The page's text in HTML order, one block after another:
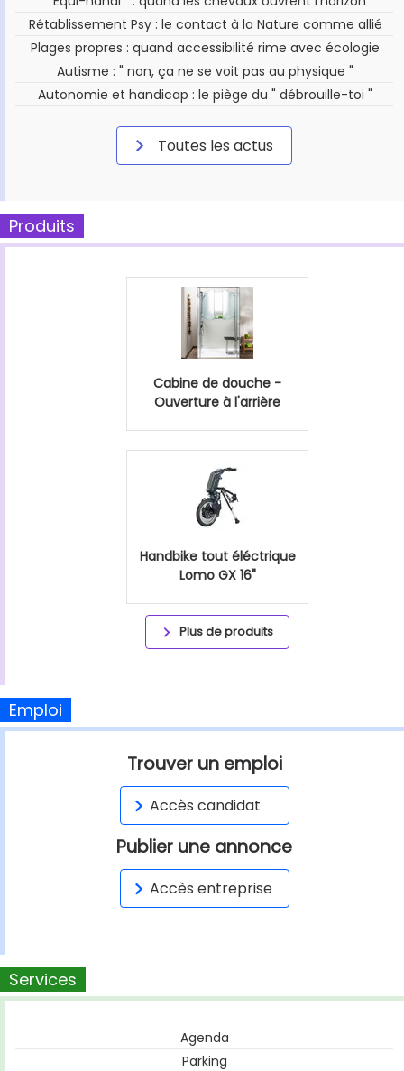
Rétablissement Psy : le contact à la Nature comme allié
Plages propres : quand accessibilité rime avec écologie
Autisme : " non, ça ne se voit pas au physique "
Autonomie et handicap : le piège du " débrouille-toi "
Toutes les actus
Produits
Cabine de douche -
Ouverture à l'arrière
Handbike tout éléctrique
Lomo GX 16"
Plus de produits
Emploi
Trouver un emploi
Accès candidat
Publier une annonce
Accès entreprise
Services
Agenda
Parking